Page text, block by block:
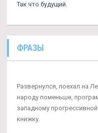
Так что будущий.
ФРАЗЫ
Развернулся, поехал на
народу поменьше,
западному
книжку.